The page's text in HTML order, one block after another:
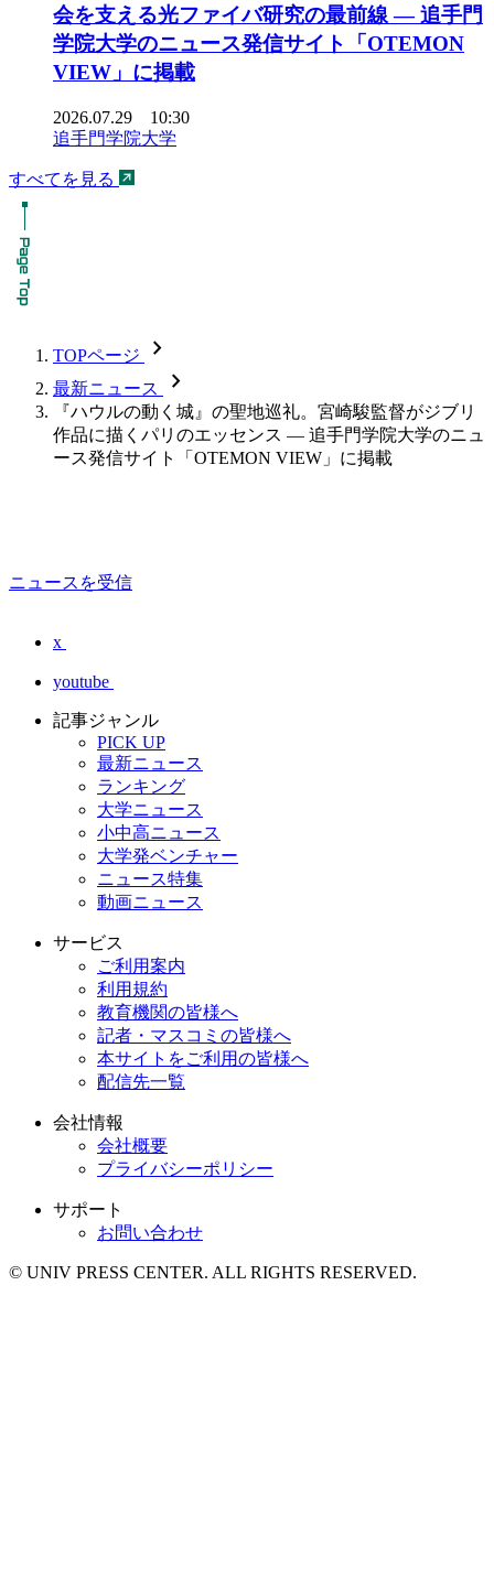
会を支える光ファイバ研究の最前線 ― 追手門
学院大学のニュース発信サイト「OTEMON
VIEW」に掲載
2026.07.29 10:30
追手門学院大学
すべてを見る
TOPページ chevron_forward
最新ニュース chevron_forward
『ハウルの動く城』の聖地巡礼。宮崎駿監督がジブリ
作品に描くパリのエッセンス ― 追手門学院大学のニュ
ース発信サイト「OTEMON VIEW」に掲載
ニュースを受信
x
youtube
記事ジャンル
PICK UP
最新ニュース
ランキング
大学ニュース
小中高ニュース
大学発ベンチャー
ニュース特集
動画ニュース
サービス
ご利用案内
利用規約
教育機関の皆様へ
記者・マスコミの皆様へ
本サイトをご利用の皆様へ
配信先一覧
会社情報
会社概要
プライバシーポリシー
サポート
お問い合わせ
© UNIV PRESS CENTER. ALL RIGHTS RESERVED.